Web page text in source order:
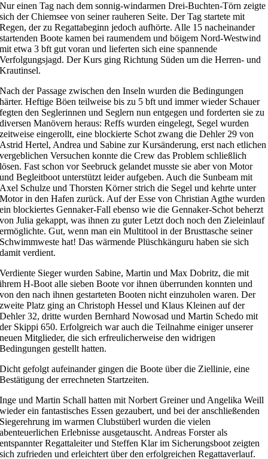
Nur einen Tag nach dem sonnig-windarmen Drei-Buchten-Törn zeigte
sich der Chiemsee von seiner rauheren Seite. Der Tag startete mit
Regen, der zu Regattabeginn jedoch aufhörte. Alle 15 nacheinander
startenden Boote kamen bei raumendem und böigem Nord-Westwind
mit etwa 3 bft gut voran und lieferten sich eine spannende
Verfolgungsjagd. Der Kurs ging Richtung Süden um die Herren- und
Krautinsel.
Nach der Passage zwischen den Inseln wurden die Bedingungen
härter. Heftige Böen teilweise bis zu 5 bft und immer wieder Schauer
fegten den Seglerinnen und Seglern nun entgegen und forderten sie zu
diversen Manövern heraus: Reffs wurden eingelegt, Segel wurden
zeitweise eingerollt, eine blockierte Schot zwang die Dehler 29 von
Astrid Hertel, Andrea und Sabine zur Kursänderung, erst nach etlichen
vergeblichen Versuchen konnte die Crew das Problem schließlich
lösen. Fast schon vor Seebruck gelandet musste sie aber von Motor
und Begleitboot unterstützt leider aufgeben. Auch die Sunbeam mit
Axel Schulze und Thorsten Körner strich die Segel und kehrte unter
Motor in den Hafen zurück. Auf der Esse von Christian Agthe wurden
ein blockiertes Gennaker-Fall ebenso wie die Gennaker-Schot beherzt
von Julia gekappt, was ihnen zu guter Letzt doch noch den Zieleinlauf
ermöglichte. Gut, wenn man ein Multitool in der Brusttasche seiner
Schwimmweste hat! Das wärmende Plüschkänguru haben sie sich
damit verdient.
Verdiente Sieger wurden Sabine, Martin und Max Dobritz, die mit
ihrem H-Boot alle sieben Boote vor ihnen überrunden konnten und
von den nach ihnen gestarteten Booten nicht einzuholen waren. Der
zweite Platz ging an Christoph Hessel und Klaus Kleinen auf der
Dehler 32, dritte wurden Bernhard Nowosad und Martin Schedo mit
der Skippi 650. Erfolgreich war auch die Teilnahme einiger unserer
neuen Mitglieder, die sich erfreulicherweise den widrigen
Bedingungen gestellt hatten.
Dicht gefolgt aufeinander gingen die Boote über die Ziellinie, eine
Bestätigung der errechneten Startzeiten.
Inge und Martin Schall hatten mit Norbert Greiner und Angelika Weill
wieder ein fantastisches Essen gezaubert, und bei der anschließenden
Siegerehrung im warmen Clubstüberl wurden die vielen
abenteuerlichen Erlebnisse ausgetauscht. Andreas Forster als
entspannter Regattaleiter und Steffen Klar im Sicherungsboot zeigten
sich zufrieden und erleichtert über den erfolgreichen Regattaverlauf.